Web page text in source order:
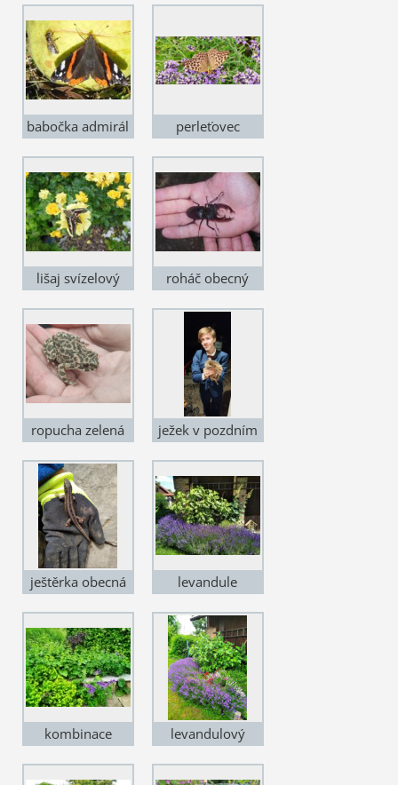
babočka admirál
perleťovec
samička formy
valesina
lišaj svízelový roháč obecný
ropucha zelená
ježek v pozdním
zachráněný ze
silnice
ještěrka obecná
levandule
kombinace
pryšců a kakostu
levandulový